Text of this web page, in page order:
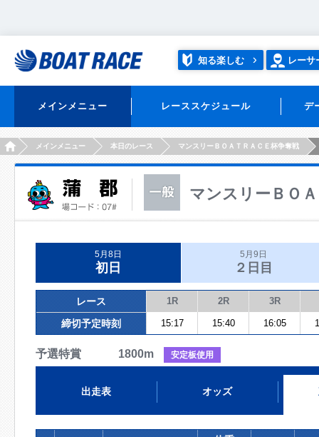
知る楽しむ レーサ
メインメニュー レーススケジュール デ
HOMEメインメニュー 本日のレース マンスリーＢＯＡＴＲＡＣＥ杯争奪戦
マンスリーＢＯ
5月8日
初日
5月9日
２日目
レース 1R 2R 3R
締切予定時刻 15:17 15:40 16:05
予選特賞 1800m 安定板使用
出走表 オッズ